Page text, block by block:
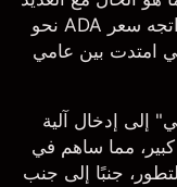
من العملات الرقمية المشفرة الأخرى، اتجه سعر ADA نحو
امتدت بين عامي
"شيلي" إلى إدخال آلية
كبير، مما ساهم في
جنبًا إلى جنب